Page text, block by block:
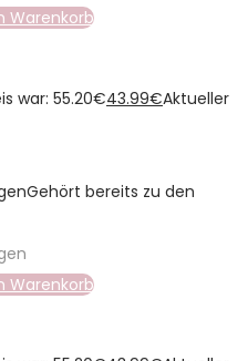
Warenkorb
war: 55.20€43.99€Aktueller
Gehört bereits zu den
Warenkorb